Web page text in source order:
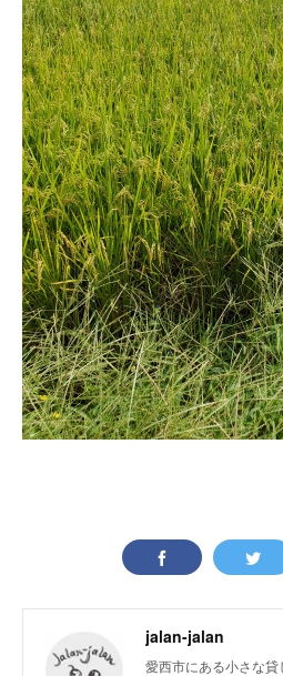
jalan-jalan
愛西市にある小さな